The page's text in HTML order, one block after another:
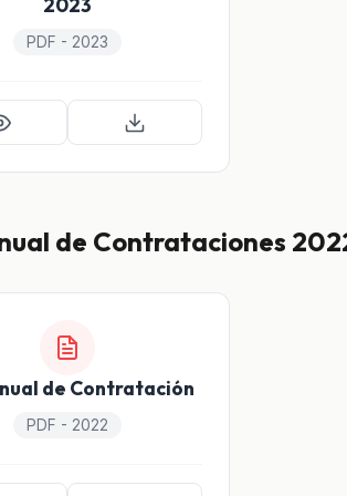
2023
PDF - 2023
de Contrataciones
de Contratación
PDF - 2022